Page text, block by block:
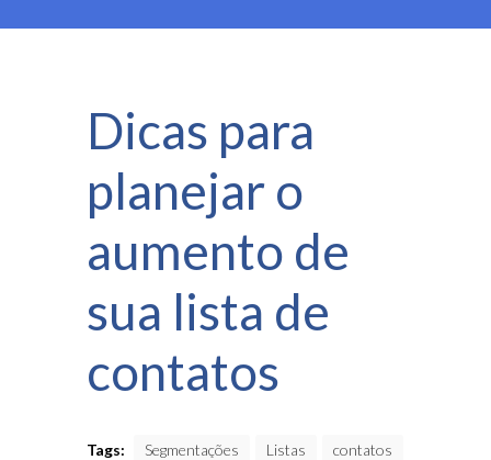
Dicas para
planejar o
aumento de
sua lista de
contatos
Tags: Segmentações Listas contatos